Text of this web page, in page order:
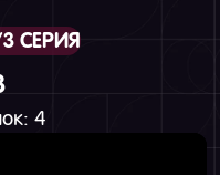
3 СЕРИЯ
4